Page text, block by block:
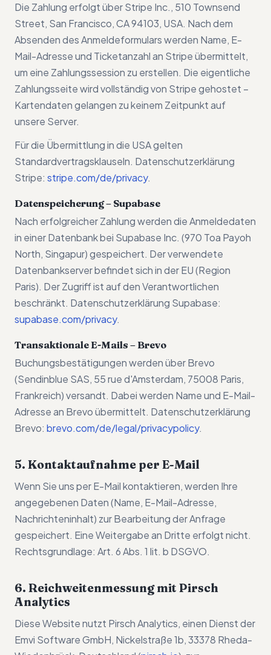
Die Zahlung erfolgt über Stripe Inc., 510 Townsend
Street, San Francisco, CA 94103, USA. Nach dem
Absenden des Anmeldeformulars werden Name, E-
Mail-Adresse und Ticketanzahl an Stripe übermittelt,
um eine Zahlungssession zu erstellen. Die eigentliche
Zahlungsseite wird vollständig von Stripe gehostet –
Kartendaten gelangen zu keinem Zeitpunkt auf
unsere Server.
Für die Übermittlung in die USA gelten
Standardvertragsklauseln. Datenschutzerklärung
Stripe: stripe.com/de/privacy.
Datenspeicherung – Supabase
Nach erfolgreicher Zahlung werden die Anmeldedaten
in einer Datenbank bei Supabase Inc. (970 Toa Payoh
North, Singapur) gespeichert. Der verwendete
Datenbankserver befindet sich in der EU (Region
Paris). Der Zugriff ist auf den Verantwortlichen
beschränkt. Datenschutzerklärung Supabase:
supabase.com/privacy.
Transaktionale E-Mails – Brevo
Buchungsbestätigungen werden über Brevo
(Sendinblue SAS, 55 rue d'Amsterdam, 75008 Paris,
Frankreich) versandt. Dabei werden Name und E-Mail-
Adresse an Brevo übermittelt. Datenschutzerklärung
Brevo: brevo.com/de/legal/privacypolicy.
5. Kontaktaufnahme per E-Mail
Wenn Sie uns per E-Mail kontaktieren, werden Ihre
angegebenen Daten (Name, E-Mail-Adresse,
Nachrichteninhalt) zur Bearbeitung der Anfrage
gespeichert. Eine Weitergabe an Dritte erfolgt nicht.
Rechtsgrundlage: Art. 6 Abs. 1 lit. b DSGVO.
6. Reichweitenmessung mit Pirsch
Analytics
Diese Website nutzt Pirsch Analytics, einen Dienst der
Emvi Software GmbH, Nickelstraße 1b, 33378 Rheda-